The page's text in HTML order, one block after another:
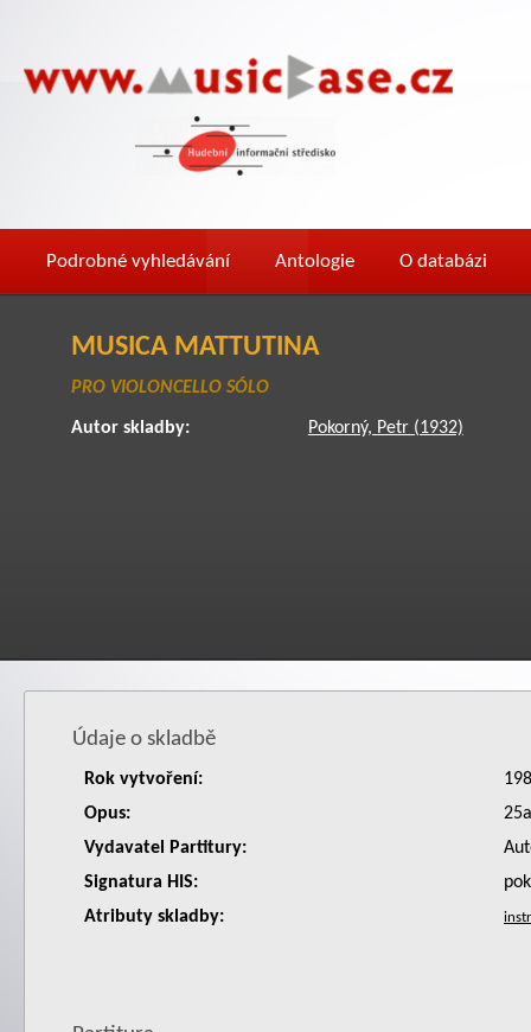
Podrobné vyhledávání Antologie O databázi
MUSICA MATTUTINA
PRO VIOLONCELLO SÓLO
Autor skladby: Pokorný, Petr (1932)
Údaje o skladbě
Rok vytvoření:
Opus:
25a
Vydavatel Partitury:
Signatura HIS:
Atributy skladby: